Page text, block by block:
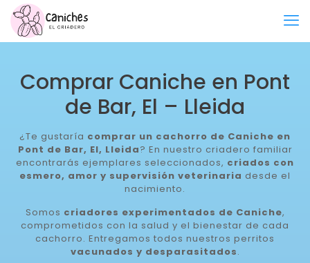
Comprar Caniche en Pont
de Bar, El – Lleida
¿Te gustaría comprar un cachorro de Caniche en
Pont de Bar, El, Lleida? En nuestro criadero familiar
encontrarás ejemplares seleccionados, criados con
esmero, amor y supervisión veterinaria desde el
nacimiento.
Somos criadores experimentados de Caniche,
comprometidos con la salud y el bienestar de cada
cachorro. Entregamos todos nuestros perritos
vacunados y desparasitados.